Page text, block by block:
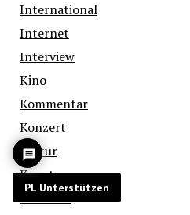
International
Internet
Interview
Kino
Kommentar
Konzert
Kultur
Kunst
Literatur
PL Unterstützen